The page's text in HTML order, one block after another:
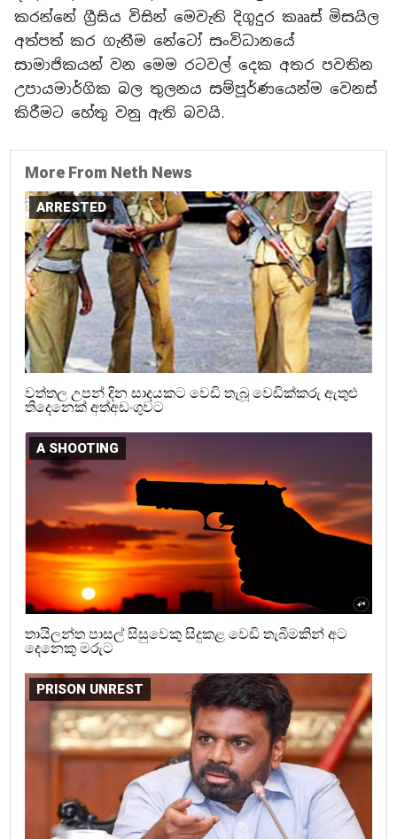
කරන්නේ ග්‍රීසිය විසින් මෙවැනි දිගුදුර කෲස් මිසයිල
අත්පත් කර ගැනීම නේටෝ සංවිධානයේ
සාමාජිකයන් වන මෙම රටවල් දෙක අතර පවතින
උපායමාර්ගික බල තුලනය සම්පූර්ණයෙන්ම වෙනස්
කිරීමට හේතු වනු ඇති බවයි.
More From Neth News
ARRESTED
වත්තල උපන් දින සාදයකට වෙඩි තැබූ වෙඩික්කරු ඇතුළු
තිදෙනෙක් අත්අඩංගුවට
A SHOOTING
තායිලන්ත පාසල් සිසුවෙකු සිදුකළ වෙඩි තැබීමකින් අට
දෙනෙකු මරුට
PRISON UNREST